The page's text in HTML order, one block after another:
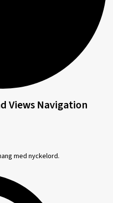
Views Navigation
med nyckelord.